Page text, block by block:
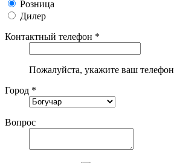
Розница
Дилер
Контактный телефон *
Пожалуйста, укажите ваш телефон
Город *
Вопрос